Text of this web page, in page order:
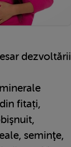
dezvoltării
fitați,
seminţe,